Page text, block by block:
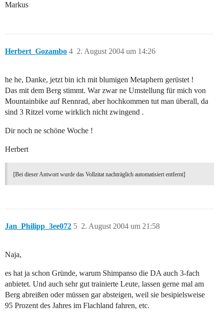
Markus
Herbert_Gozambo 2. August 2004 um 14:26
4
he he, Danke, jetzt bin ich mit blumigen Metaphern gerüstet !
Das mit dem Berg stimmt. War zwar ne Umstellung für mich von
Mountainbike auf Rennrad, aber hochkommen tut man überall, da
sind 3 Ritzel vorne wirklich nicht zwingend .
Dir noch ne schöne Woche !
Herbert
[Bei dieser Antwort wurde das Vollzitat nachträglich automatisiert entfernt]
Jan_Philipp_3ee072 2. August 2004 um 21:58
5
Naja,
es hat ja schon Gründe, warum Shimpanso die DA auch 3-fach
anbietet. Und auch sehr gut trainierte Leute, lassen gerne mal am
Berg abreißen oder müssen gar absteigen, weil sie besipielsweise
95 Prozent des Jahres im Flachland fahren, etc.